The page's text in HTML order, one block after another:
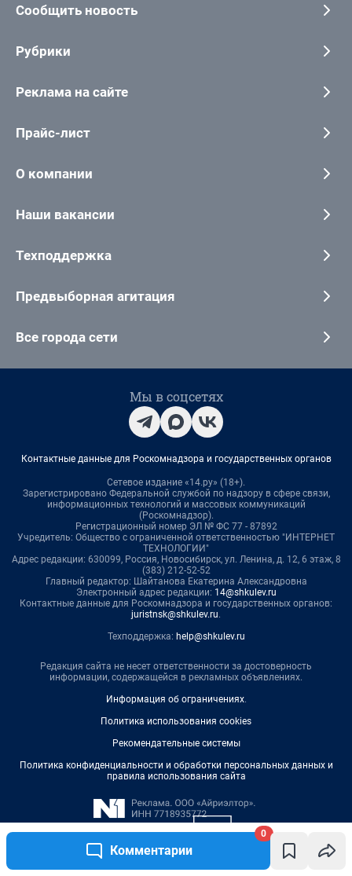
Комментарии
0
Сообщить новость
Рубрики
Реклама на сайте
Прайс-лист
О компании
Наши вакансии
Техподдержка
Предвыборная агитация
Все города сети
Мы в соцсетях
Контактные данные для Роскомнадзора и государственных органов
Сетевое издание «14.ру» (18+).
Зарегистрировано Федеральной службой по надзору в сфере связи,
информационных технологий и массовых коммуникаций
(Роскомнадзор).
Регистрационный номер ЭЛ № ФС 77 - 87892
Учредитель: Общество с ограниченной ответственностью "ИНТЕРНЕТ
ТЕХНОЛОГИИ"
Адрес редакции: 630099, Россия, Новосибирск, ул. Ленина, д. 12, 6 этаж, 8
(383) 212-52-52
Главный редактор: Шайтанова Екатерина Александровна
Электронный адрес редакции: 14@shkulev.ru
Контактные данные для Роскомнадзора и государственных органов:
juristnsk@shkulev.ru.
Техподдержка: help@shkulev.ru
Редакция сайта не несет ответственности за достоверность
информации, содержащейся в рекламных объявлениях.
Информация об ограничениях.
Политика использования cookies
Рекомендательные системы
Политика конфиденциальности и обработки персональных данных и
правила использования сайта